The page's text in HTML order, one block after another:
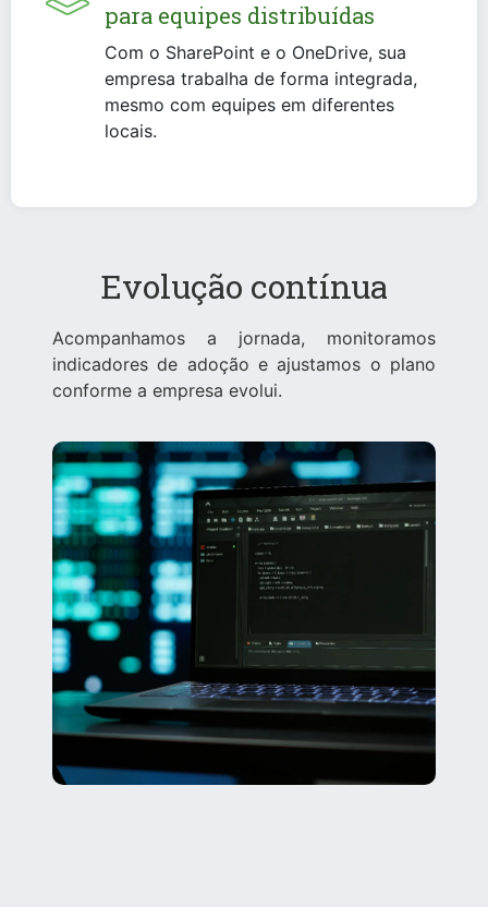
para equipes distribuídas
Com o SharePoint e o OneDrive, sua
empresa trabalha de forma integrada,
mesmo com equipes em diferentes
locais.
Evolução contínua
Acompanhamos a jornada, monitoramos
indicadores de adoção e ajustamos o plano
conforme a empresa evolui.